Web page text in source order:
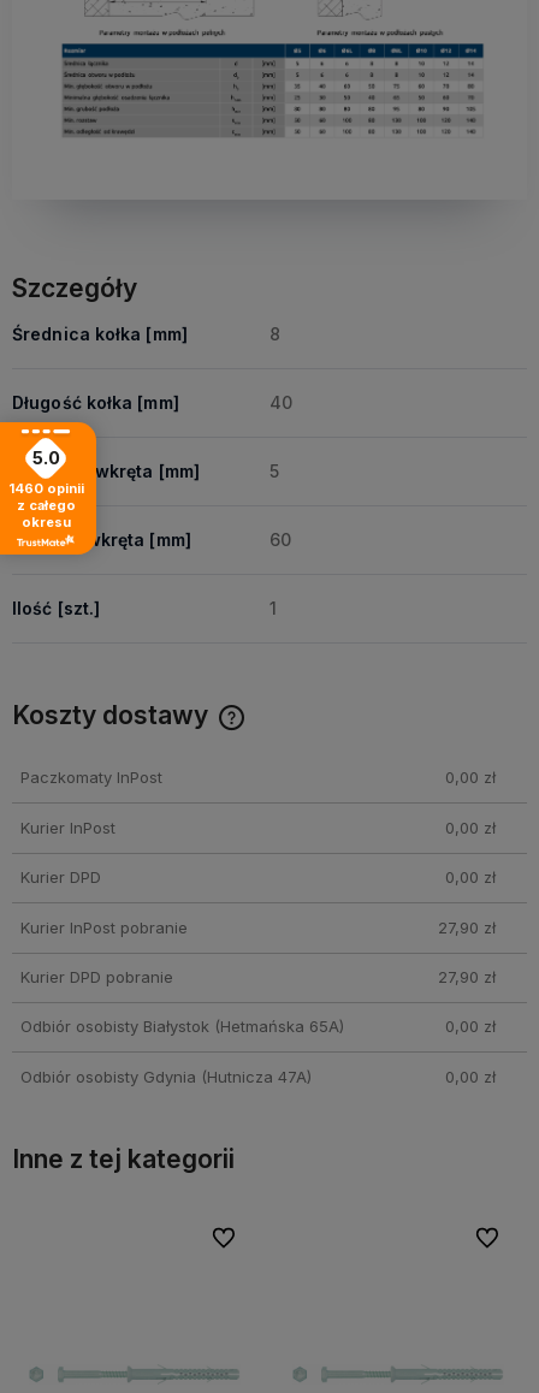
Szczegóły
Średnica kołka [mm] 8
Długość kołka [mm] 40
Średnica wkręta [mm] 5
Długość wkręta [mm] 60
Ilość [szt.] 1
Koszty dostawy
Paczkomaty InPost 0,00 zł
Kurier InPost 0,00 zł
Kurier DPD 0,00 zł
Kurier InPost pobranie 27,90 zł
Kurier DPD pobranie 27,90 zł
Odbiór osobisty Białystok(Hetmańska 65A) 0,00 zł
Odbiór osobisty Gdynia (Hutnicza 47A) 0,00 zł
Inne z tej kategorii
Do ulubionych Do
5.0
1460 opinii
z całego
okresu